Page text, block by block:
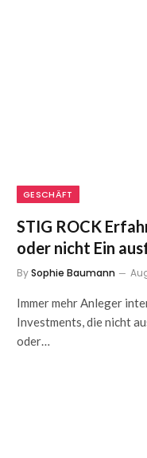
GESCHÄFT
STIG ROCK
oder nicht Ein
BySophie Baumann
Immer mehr Anleger
Investments, die nicht
oder…